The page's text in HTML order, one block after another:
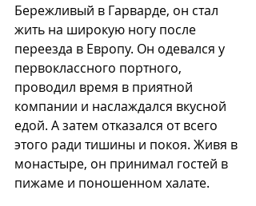
Бережливый в Гарварде, он стал
жить на широкую ногу после
переезда в Европу. Он одевался у
первоклассного портного,
проводил время в приятной
компании и наслаждался вкусной
едой. А затем отказался от всего
этого ради тишины и покоя. Живя в
монастыре, он принимал гостей в
пижаме и поношенном халате.